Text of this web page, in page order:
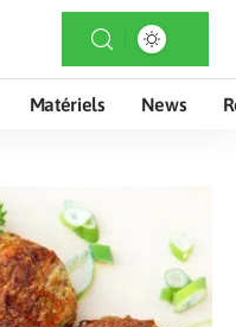
Matériels News